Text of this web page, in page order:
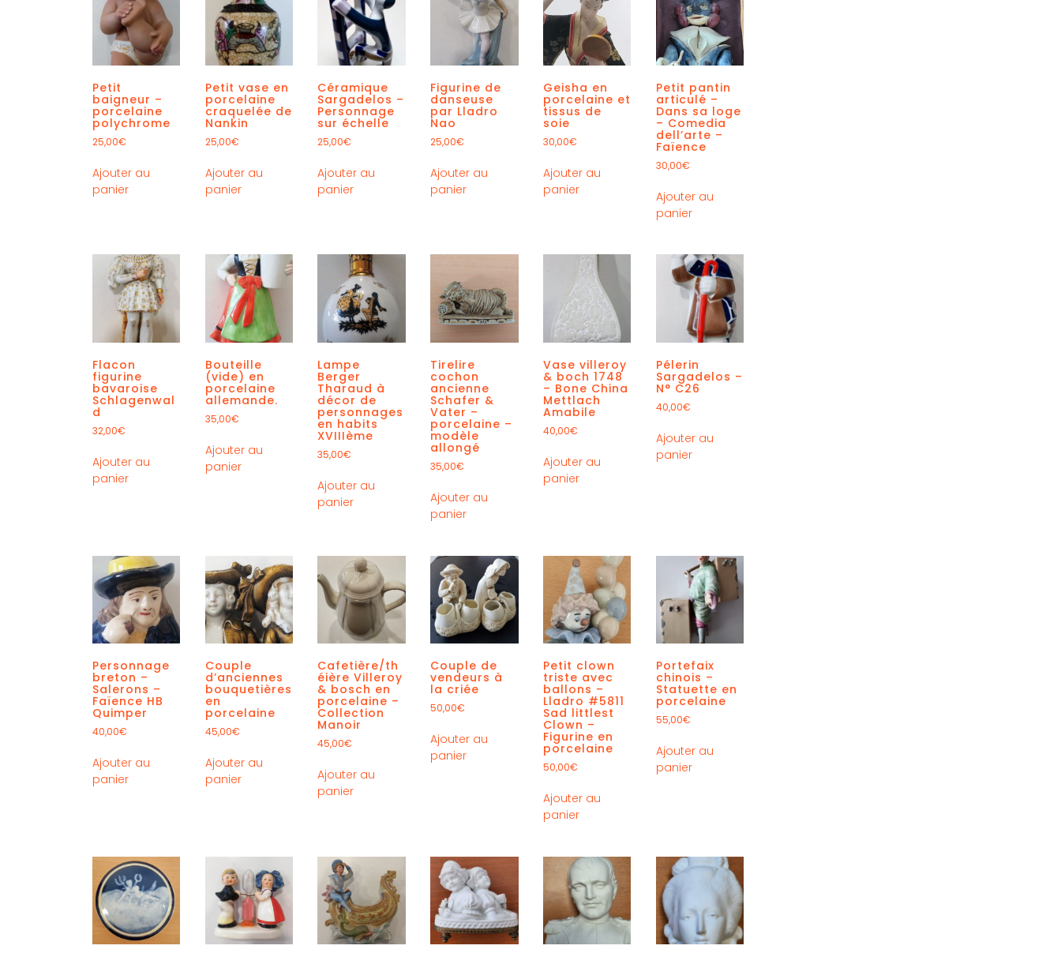
Petit
baigneur –
porcelaine
polychrome
25,00€
Ajouter au
panier
Petit vase en
porcelaine
craquelée de
Nankin
25,00€
Ajouter au
panier
Céramique
Sargadelos –
Personnage
sur échelle
25,00€
Ajouter au
panier
Figurine de
danseuse
par Lladro
Nao
25,00€
Ajouter au
panier
Geisha en
porcelaine et
tissus de
soie
30,00€
Ajouter au
panier
Petit pantin
articulé –
Dans sa loge
– Comedia
dell’arte –
Faïence
30,00€
Ajouter au
panier
Flacon
figurine
bavaroise
Schlagenwal
d
32,00€
Ajouter au
panier
Bouteille
(vide) en
porcelaine
allemande.
35,00€
Ajouter au
panier
Lampe
Berger
Tharaud à
décor de
personnages
en habits
XVIIIème
35,00€
Ajouter au
panier
Tirelire
cochon
ancienne
Schafer &
Vater –
porcelaine –
modèle
allongé
35,00€
Ajouter au
panier
Vase villeroy
& boch 1748
– Bone China
Mettlach
Amabile
40,00€
Ajouter au
panier
Pélerin
Sargadelos –
N° C26
40,00€
Ajouter au
panier
Personnage
breton –
Salerons –
Faïence HB
Quimper
40,00€
Ajouter au
panier
Couple
d’anciennes
bouquetières
en
porcelaine
45,00€
Ajouter au
panier
Cafetière/th
éière Villeroy
& bosch en
porcelaine –
Collection
Manoir
45,00€
Ajouter au
panier
Couple de
vendeurs à
la criée
50,00€
Ajouter au
panier
Petit clown
triste avec
ballons –
Lladro #5811
Sad littlest
Clown –
Figurine en
porcelaine
50,00€
Ajouter au
panier
Portefaix
chinois –
Statuette en
porcelaine
55,00€
Ajouter au
panier